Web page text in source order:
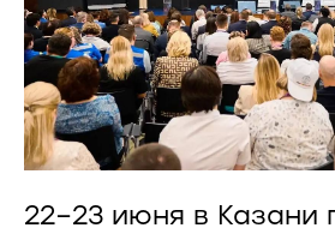
22–23 июня в Казани